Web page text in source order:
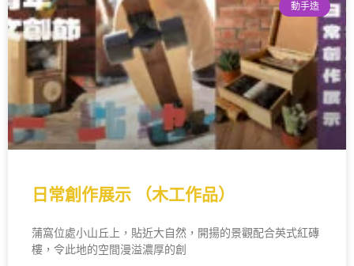
動手造
日常創作展示 （木工作品）
蒲窩位處小山丘上，貼近大自然，開揚的景觀配合英式紅磚
樓，令此地的空間漫溢濃厚的創